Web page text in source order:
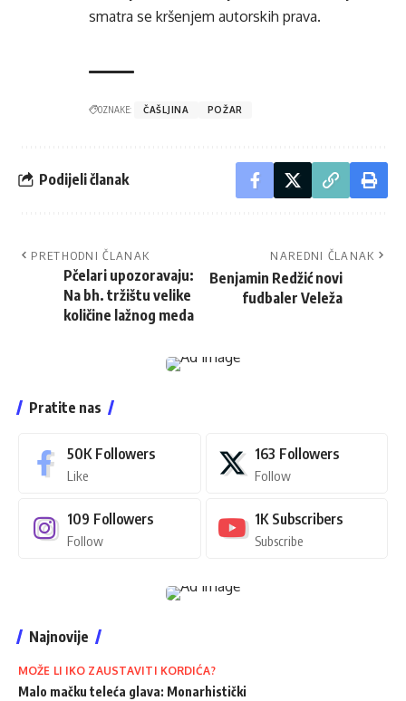
smatra se kršenjem autorskih prava.
OZNAKE: ČAŠLJINA POŽAR
Podijeli članak
PRETHODNI ČLANAK
Pčelari upozoravaju:
Na bh. tržištu velike
količine lažnog meda
NAREDNI ČLANAK
Benjamin Redžić novi
fudbaler Veleža
Pratite nas
50K Followers
Like
163 Followers
Follow
109 Followers
Follow
1K Subscribers
Subscribe
Najnovije
MOŽE LI IKO ZAUSTAVITI KORDIĆA?
Malo mačku teleća glava: Monarhistički